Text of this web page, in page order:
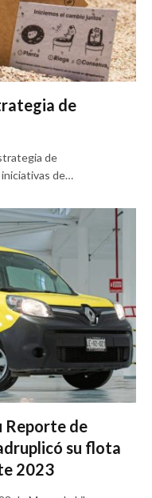
de
de
de…
Reporte de
su flota
2023